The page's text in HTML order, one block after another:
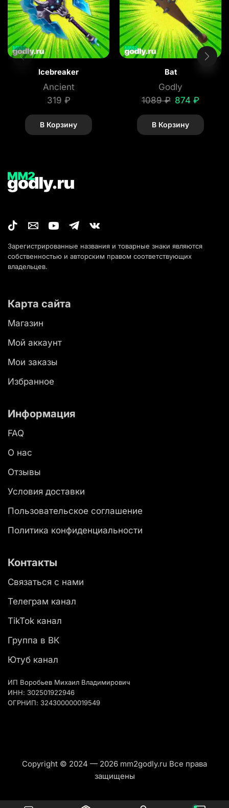
Icebreaker
Ancient
319 ₽
В Корзину
Bat
Godly
1089₽ 874 ₽
В Корзину
Зарегистрированные названия и товарные знаки являются
собственностью и авторским правом соответствующих
владельцев.
Карта сайта
Магазин
Мой аккаунт
Мои заказы
Избранное
Информация
FAQ
О нас
Отзывы
Условия доставки
Пользовательское соглашение
Политика конфиденциальности
Контакты
Связаться с нами
Телеграм канал
TikTok канал
Группа в ВК
Ютуб канал
ИП Воробьев Михаил Владимирович
ИНН: 302501922946
ОГРНИП: 324300000019549
Copyright © 2024 — 2026 mm2godly.ru Все права
защищены